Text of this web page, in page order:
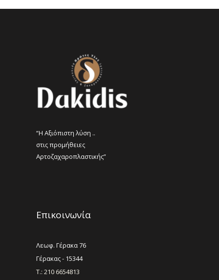
“Η Αξιόπιστη λύση ..
στις προμήθειες
Αρτοζαχαροπλαστικής”
Επικοινωνία
Λεωφ. Γέρακα 76
Γέρακας - 15344
Τ.: 210 6654813